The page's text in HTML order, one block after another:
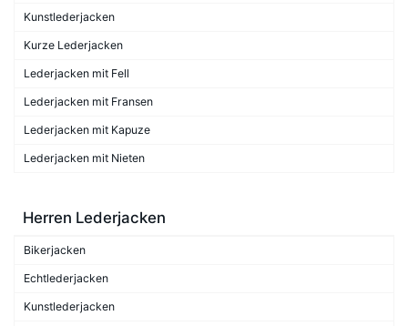
Kunstlederjacken
Kurze Lederjacken
Lederjacken mit Fell
Lederjacken mit Fransen
Lederjacken mit Kapuze
Lederjacken mit Nieten
Herren Lederjacken
Bikerjacken
Echtlederjacken
Kunstlederjacken